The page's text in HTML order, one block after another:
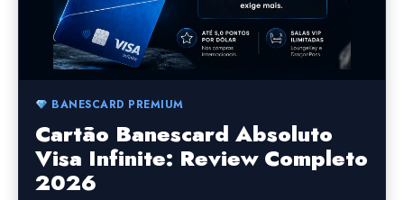
BANESCARD PREMIUM
Cartão Banescard Absoluto
Visa Infinite: Review Completo
2026